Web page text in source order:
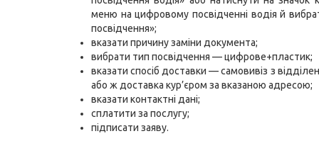
меню на цифровому посвідченні водія й
посвідчення»;
вказати причину заміни документа;
вибрати тип посвідчення — цифрове+пластик;
вказати спосіб доставки — самовивіз з
або ж доставка кур’єром за вказаною адресою;
вказати контактні дані;
сплатити за послугу;
підписати заяву.